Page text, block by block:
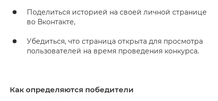
Поделиться историей на своей личной странице
во Вконтакте,
Убедиться, что страница открыта для просмотра
пользователей на время проведения конкурса.
Как определяются победители